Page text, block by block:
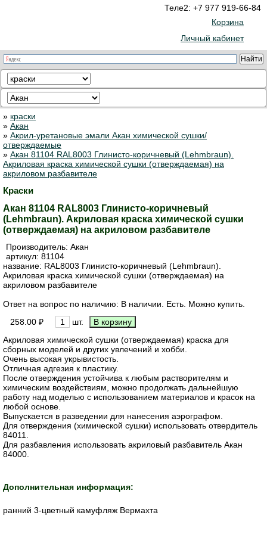
Теле2: +7 977 919-66-84
Корзина
Личный кабинет
» краски
» Акан
» Акрил-уретановые эмали Акан химической сушки/
отверждаемые
» Акан 81104 RAL8003 Глинисто-коричневый (Lehmbraun).
Акриловая краска химической сушки (отверждаемая) на
акриловом разбавителе
Краски
Акан 81104 RAL8003 Глинисто-коричневый
(Lehmbraun). Акриловая краска химической сушки
(отверждаемая) на акриловом разбавителе
Производитель: Акан
артикул: 81104
название: RAL8003 Глинисто-коричневый (Lehmbraun).
Акриловая краска химической сушки (отверждаемая) на
акриловом разбавителе
Ответ на вопрос по наличию: В наличии. Есть. Можно купить.
258.00 ₽
шт.
Акриловая химической сушки (отверждаемая) краска для
сборных моделей и других увлечений и хобби.
Очень высокая укрывистость.
Отличная адгезия к пластику.
После отверждения устойчива к любым растворителям и
химическим воздействиям, можно продолжать дальнейшую
работу над моделью с использованием материалов и красок на
любой основе.
Выпускается в разведении для нанесения аэрографом.
Для отверждения (химической сушки) использовать отвердитель
84011.
Для разбавления использовать акриловый разбавитель Акан
84000.
Дополнительная информация:
ранний 3-цветный камуфляж Вермахта